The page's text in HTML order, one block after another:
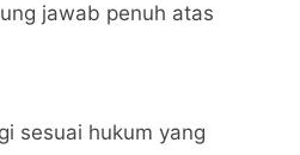
jawab penuh atas
sesuai hukum yang